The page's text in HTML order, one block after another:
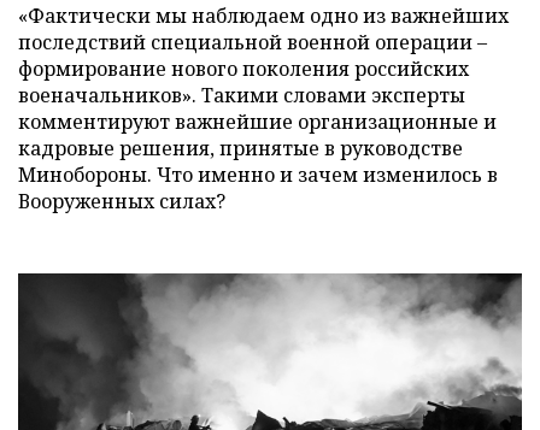
«Фактически мы наблюдаем одно из важнейших
последствий специальной военной операции –
формирование нового поколения российских
военачальников». Такими словами эксперты
комментируют важнейшие организационные и
кадровые решения, принятые в руководстве
Минобороны. Что именно и зачем изменилось в
Вооруженных силах?